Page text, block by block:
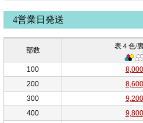
4営業日発送
部数 表４色/
100
8,000
200
8,600
300
9,200
400
9,800